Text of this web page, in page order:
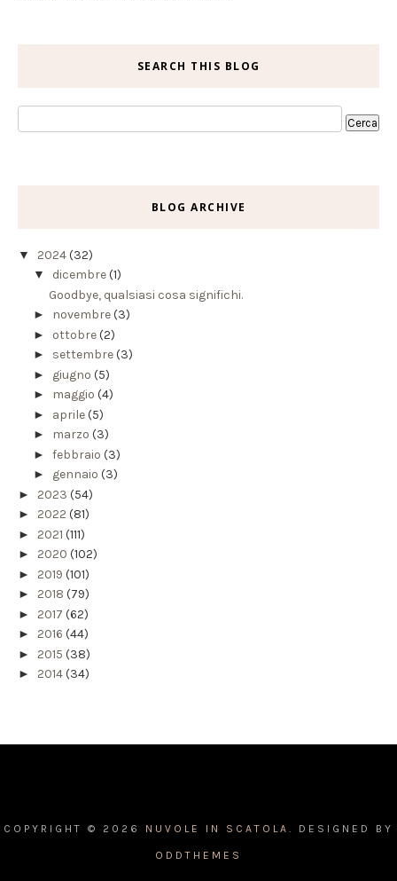
SEARCH THIS BLOG
BLOG ARCHIVE
▼ 2024(32)
▼ dicembre(1)
Goodbye, qualsiasi cosa significhi.
► novembre(3)
► ottobre(2)
► settembre(3)
► giugno (5)
► maggio (4)
► aprile(5)
► marzo (3)
► febbraio (3)
► gennaio (3)
► 2023 (54)
► 2022 (81)
► 2021 (111)
► 2020 (102)
► 2019 (101)
► 2018 (79)
► 2017 (62)
► 2016 (44)
► 2015 (38)
► 2014(34)
COPYRIGHT © 2026 NUVOLE IN SCATOLA. DESIGNED BY
ODDTHEMES